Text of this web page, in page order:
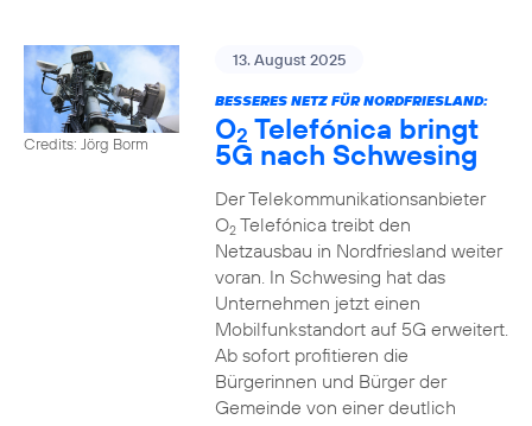
Credits: Jörg Borm
13. August 2025
BESSERES NETZ FÜR NORDFRIESLAND:
O2 Telefónica bringt
5G nach Schwesing
Der Telekommunikationsanbieter
O2Telefónica treibt den
Netzausbau in Nordfriesland weiter
voran. In Schwesing hat das
Unternehmen jetzt einen
Mobilfunkstandort auf 5G erweitert.
Ab sofort profitieren die
Bürgerinnen und Bürger der
Gemeinde von einer deutlich